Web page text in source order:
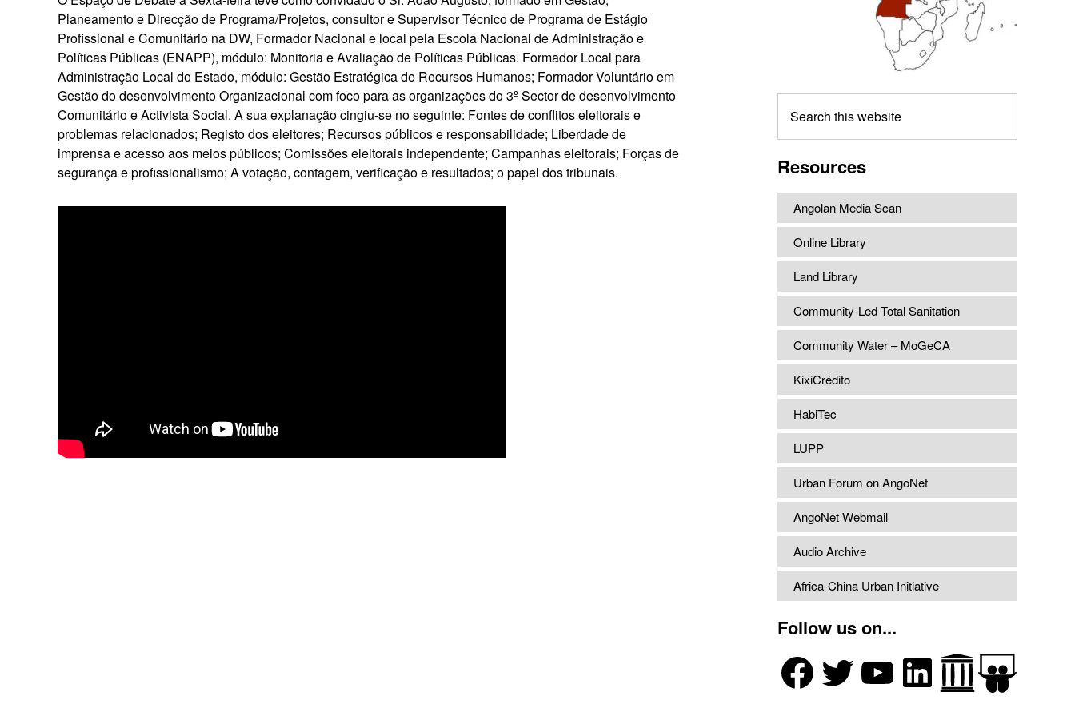
Planeamento e Direcção de Programa/Projetos, consultor e Supervisor Técnico de Programa de Estágio
Profissional e Comunitário na DW, Formador Nacional e local pela Escola Nacional de Administração e
Políticas Públicas (ENAPP), módulo: Monitoria e Avaliação de Políticas Públicas. Formador Local para
Administração Local do Estado, módulo: Gestão Estratégica de Recursos Humanos; Formador Voluntário em
Gestão do desenvolvimento Organizacional com foco para as organizações do 3º Sector de desenvolvimento
Comunitário e Activista Social. A sua explanação cingiu-se no seguinte: Fontes de conflitos eleitorais e
problemas relacionados; Registo dos eleitores; Recursos públicos e responsabilidade; Liberdade de
imprensa e acesso aos meios públicos; Comissões eleitorais independente; Campanhas eleitorais; Forças de
segurança e profissionalismo; A votação, contagem, verificação e resultados; o papel dos tribunais.
this
Resources
Angolan Media Scan
Online Library
Land Library
Community-Led Total Sanitation
Community Water – MoGeCA
KixiCrédito
HabiTec
LUPP
Urban Forum on AngoNet
AngoNet Webmail
Audio Archive
Africa-China Urban Initiative
Follow us on...